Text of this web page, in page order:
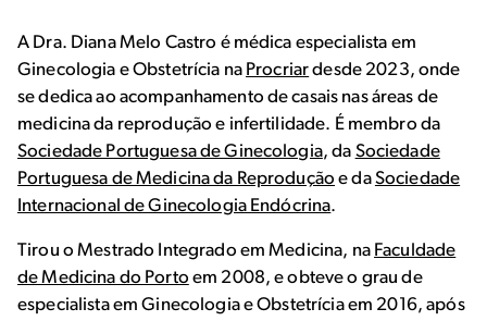
A Dra. Diana Melo Castro é médica especialista em
Ginecologia e Obstetrícia na Procriardesde 2023, onde
se dedica ao acompanhamento de casais nas áreas de
medicina da reprodução e infertilidade. É membro da
Sociedade Portuguesa de Ginecologia, da Sociedade
Portuguesa de Medicina da Reprodução e daSociedade
Internacional de Ginecologia Endócrina.
Tirou o Mestrado Integrado em Medicina, na Faculdade
de Medicina do Porto em 2008, e obteve o grau de
especialista em Ginecologia e Obstetrícia em 2016, após